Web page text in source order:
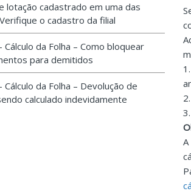
lotação cadastrado em uma das
o cadastro da filial
Cálculo da Folha – Como bloquear
para demitidos
Cálculo da Folha – Devolução de
calculado indevidamente